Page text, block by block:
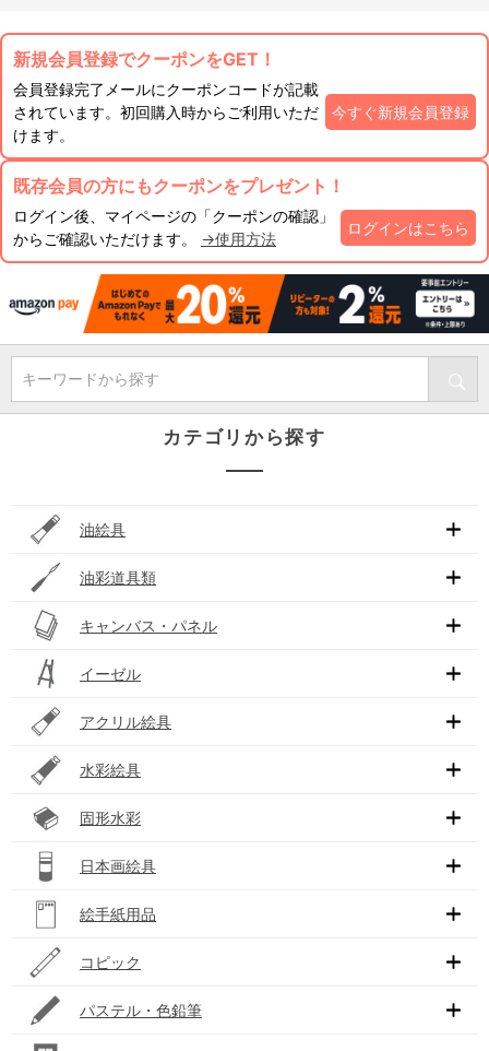
新規会員登録でクーポンをGET！
会員登録完了メールにクーポンコードが記載
されています。初回購入時からご利用いただ
けます。
今すぐ新規会員登録
既存会員の方にもクーポンをプレゼント！
ログイン後、マイページの「クーポンの確認」
からご確認いただけます。 →使用方法
ログインはこちら
キーワードから探す
カテゴリから探す
油絵具
油彩道具類
キャンバス・パネル
イーゼル
アクリル絵具
水彩絵具
固形水彩
日本画絵具
絵手紙用品
コピック
パステル・色鉛筆